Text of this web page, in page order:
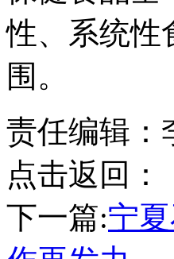
性、系统性
围。
责任编辑：
点击返回：
下一篇:宁